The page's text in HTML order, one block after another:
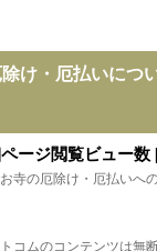
け・厄払いにつ
ージ閲覧ビュー数
寺の厄除け・厄払いへ
コムのコンテンツは無